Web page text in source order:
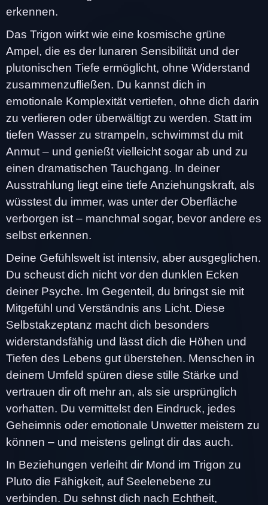
erkennen.
Das Trigon wirkt wie eine kosmische grüne
Ampel, die es der lunaren Sensibilität und der
plutonischen Tiefe ermöglicht, ohne Widerstand
zusammenzufließen. Du kannst dich in
emotionale Komplexität vertiefen, ohne dich darin
zu verlieren oder überwältigt zu werden. Statt im
tiefen Wasser zu strampeln, schwimmst du mit
Anmut – und genießt vielleicht sogar ab und zu
einen dramatischen Tauchgang. In deiner
Ausstrahlung liegt eine tiefe Anziehungskraft, als
wüsstest du immer, was unter der Oberfläche
verborgen ist – manchmal sogar, bevor andere es
selbst erkennen.
Deine Gefühlswelt ist intensiv, aber ausgeglichen.
Du scheust dich nicht vor den dunklen Ecken
deiner Psyche. Im Gegenteil, du bringst sie mit
Mitgefühl und Verständnis ans Licht. Diese
Selbstakzeptanz macht dich besonders
widerstandsfähig und lässt dich die Höhen und
Tiefen des Lebens gut überstehen. Menschen in
deinem Umfeld spüren diese stille Stärke und
vertrauen dir oft mehr an, als sie ursprünglich
vorhatten. Du vermittelst den Eindruck, jedes
Geheimnis oder emotionale Unwetter meistern zu
können – und meistens gelingt dir das auch.
In Beziehungen verleiht dir Mond im Trigon zu
Pluto die Fähigkeit, auf Seelenebene zu
verbinden. Du sehnst dich nach Echtheit,